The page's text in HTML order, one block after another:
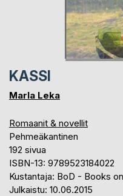
KASSI
Marla Leka
Romaanit & novellit
Pehmeäkantinen
192 sivua
ISBN-13: 9789523184022
Kustantaja: BoD - Books
Julkaistu: 10.06.2015